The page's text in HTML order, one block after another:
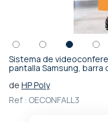
Sistema de
pantalla Samsung,
de HP Poly
Ref : OECONFALL3
Saltar
comienzo
de